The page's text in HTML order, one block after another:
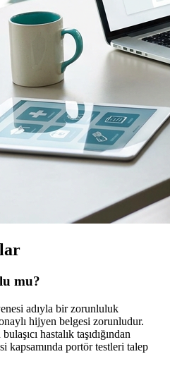
mu?
adıyla bir zorunluluk
hijyen belgesi zorunludur.
hastalık taşıdığından
kapsamında portör testleri talep